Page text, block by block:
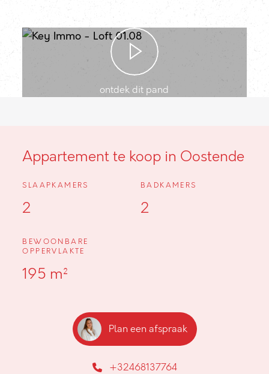
ontdek dit pand
Appartement te koop in Oostende
SLAAPKAMERS
2
BADKAMERS
2
BEWOONBARE
OPPERVLAKTE
195 m²
Plan een afspraak
+32468137764